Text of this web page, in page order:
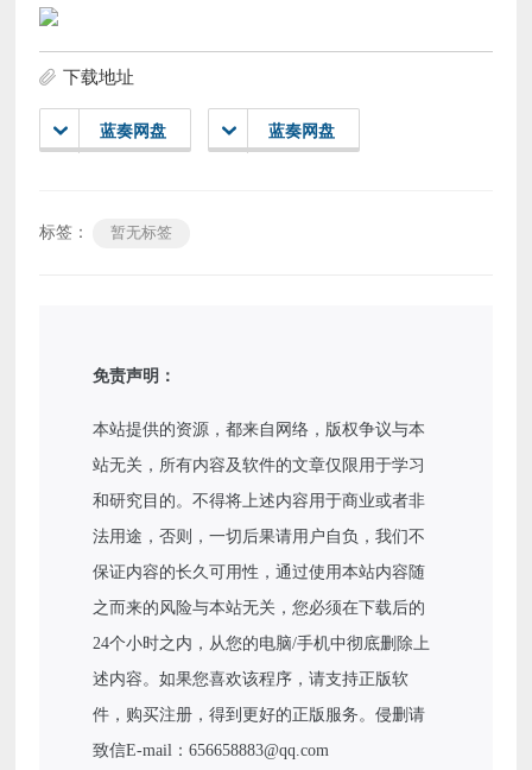
下载地址
蓝奏网盘 蓝奏网盘
标签： 暂无标签
免责声明：
本站提供的资源，都来自网络，版权争议与本
站无关，所有内容及软件的文章仅限用于学习
和研究目的。不得将上述内容用于商业或者非
法用途，否则，一切后果请用户自负，我们不
保证内容的长久可用性，通过使用本站内容随
之而来的风险与本站无关，您必须在下载后的
24个小时之内，从您的电脑/手机中彻底删除上
述内容。如果您喜欢该程序，请支持正版软
件，购买注册，得到更好的正版服务。侵删请
致信E-mail：656658883@qq.com